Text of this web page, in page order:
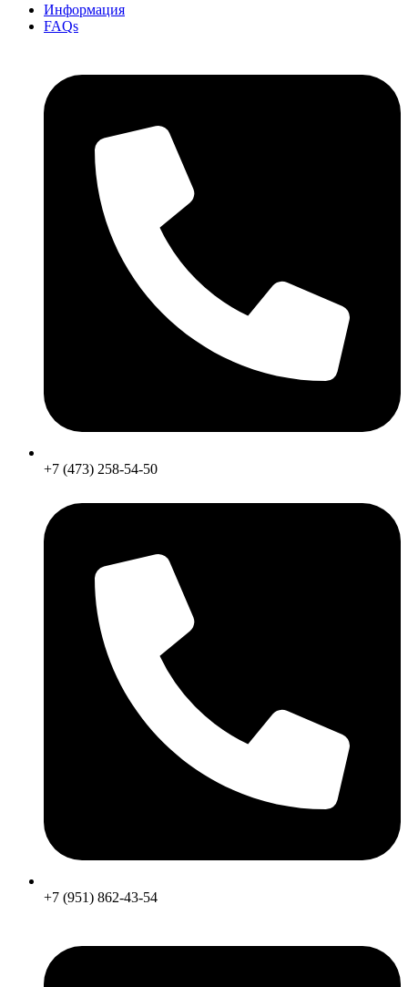
Информация
FAQs
+7 (473) 258-54-50
+7 (951) 862-43-54